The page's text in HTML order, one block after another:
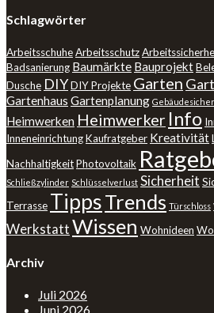
Schlagwörter
ArbeitsschuheArbeitsschutz
Badsanierung Baumärkte Bauprojekt
Dusche DIYDIY Projekte Garten
Gartenhaus Gartenplanung
Heimwerken Heimwerker Info
InneneinrichtungKaufratgeber Kreativität
NachhaltigkeitPhotovoltaik
Schließzylinder Schlüsselverlust Sicherheit
Terrasse TippsTrends Türschloss
WerkstattWissen Wohnideen
Archiv
Juli 2026
Juni 2026